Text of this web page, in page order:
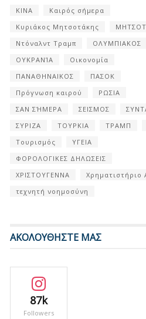
ΚΙΝΑ
Καιρός σήμερα
Κυριάκος Μητσοτάκης
Ντόναλντ Τραμπ
ΟΛΥΜΠΙΑΚΟΣ
ΟΥΚΡΑΝΊΑ
Οικονομία
ΠΑΝΑΘΗΝΑΙΚΟΣ
ΠΑΣΟΚ
Πρόγνωση καιρού
ΡΩΣΙΑ
ΣΑΝ ΣΉΜΕΡΑ
ΣΕΙΣΜΟΣ
ΣΥΡΙΖΑ
ΤΟΥΡΚΙΑ ΤΡΑΜΠ
Τουρισμός
ΥΓΕΙΑ
ΦΟΡΟΛΟΓΙΚΕΣ ΔΗΛΩΣΕΙΣ
ΧΡΙΣΤΟΥΓΕΝΝΑ
Χρηματιστήριο
τεχνητή νοημοσύνη
ΑΚΟΛΟΥΘΗΣΤΕ ΜΑΣ
87k
Followers